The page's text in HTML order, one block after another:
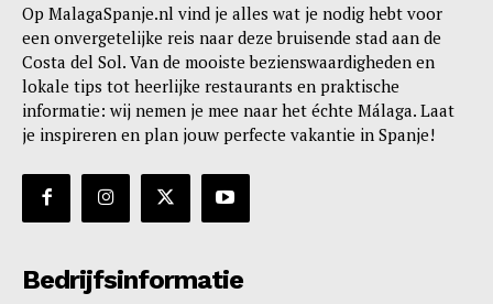
Op MalagaSpanje.nl vind je alles wat je nodig hebt voor
een onvergetelijke reis naar deze bruisende stad aan de
Costa del Sol. Van de mooiste bezienswaardigheden en
lokale tips tot heerlijke restaurants en praktische
informatie: wij nemen je mee naar het échte Málaga. Laat
je inspireren en plan jouw perfecte vakantie in Spanje!
Bedrijfsinformatie